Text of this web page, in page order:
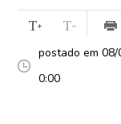
postado em
0:00